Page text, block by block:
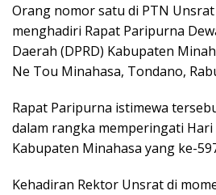
Orang nomor satu di PTN
menghadiri Rapat Paripurna
Daerah (DPRD) Kabupaten
Ne Tou Minahasa, Tondano,
Rapat Paripurna istimewa
dalam rangka memperingati
Kabupaten Minahasa yang ke-
Kehadiran Rektor Unsrat di